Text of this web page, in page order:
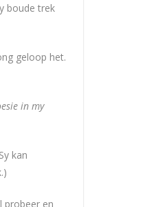
boude trek
geloop het.
in my
kan
probeer en